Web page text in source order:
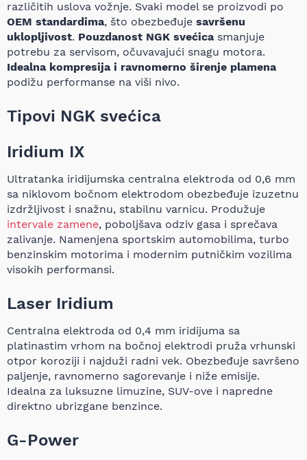
različitih uslova vožnje. Svaki model se proizvodi po
OEM standardima, što obezbeđuje savršenu
uklopljivost. Pouzdanost NGK svećicasmanjuje
potrebu za servisom, očuvavajući snagu motora.
Idealna kompresija i ravnomerno širenje plamena
podižu performanse na viši nivo.
Tipovi NGK svećica
Iridium IX
Ultratanka iridijumska centralna elektroda od 0,6 mm
sa niklovom bočnom elektrodom obezbeđuje izuzetnu
izdržljivost i snažnu, stabilnu varnicu. Produžuje
intervale zamene, poboljšava odziv gasa i sprečava
zalivanje. Namenjena sportskim automobilima, turbo
benzinskim motorima i modernim putničkim vozilima
visokih performansi.
Laser Iridium
Centralna elektroda od 0,4 mm iridijuma sa
platinastim vrhom na bočnoj elektrodi pruža vrhunski
otpor koroziji i najduži radni vek. Obezbeđuje savršeno
paljenje, ravnomerno sagorevanje i niže emisije.
Idealna za luksuzne limuzine, SUV-ove i napredne
direktno ubrizgane benzince.
G-Power